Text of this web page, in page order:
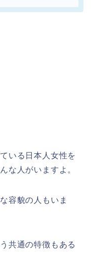
いる日本人女性を
な人がいますよ。
容貌の人もいま
共通の特徴もある